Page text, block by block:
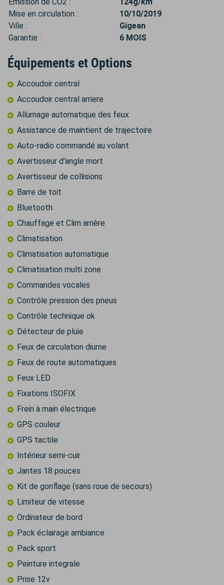
Émission de CO2 :
124g/km
Mise en circulation :
10/10/2019
Ville :
Gigean
Garantie :
6 MOIS
Équipements et Options
Accoudoir central
Accoudoir central arriere
Allumage automatique des feux
Assistance de maintient de trajectoire
Auto-radio commandé au volant
Avertisseur d'angle mort
Avertisseur de collisions
Barre de toit
Bluetooth
Chauffage et Clim arrière
Climatisation
Climatisation automatique
Climatisation multi zone
Commandes vocales
Contrôle pression des pneus
Contrôle technique ok
Détecteur de pluie
Feux de circulation diurne
Feux de route automatiques
Feux LED
Fixations ISOFIX
Frein à main électrique
GPS couleur
GPS tactile
Intérieur semi-cuir
Jantes 18 pouces
Kit de gonflage (sans roue de secours)
Limiteur de vitesse
Ordinateur de bord
Pack éclairage ambiance
Pack sport
Peinture integrale
Prise 12v